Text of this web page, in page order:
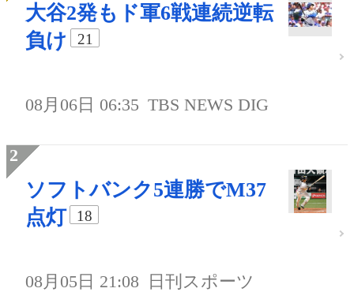
大谷2発もド軍6戦連続逆転
負け
21
08月06日 06:35 TBS NEWS DIG
ソフトバンク5連勝でM37
点灯
18
08月05日 21:08 日刊スポーツ